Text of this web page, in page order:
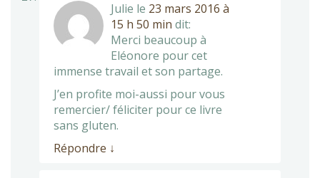
Julie le 23 mars 2016 à
15 h 50 min dit:
Merci beaucoup à
Eléonore pour cet
immense travail et son partage.
J’en profite moi-aussi pour vous
remercier/ féliciter pour ce livre
sans gluten.
Répondre ↓